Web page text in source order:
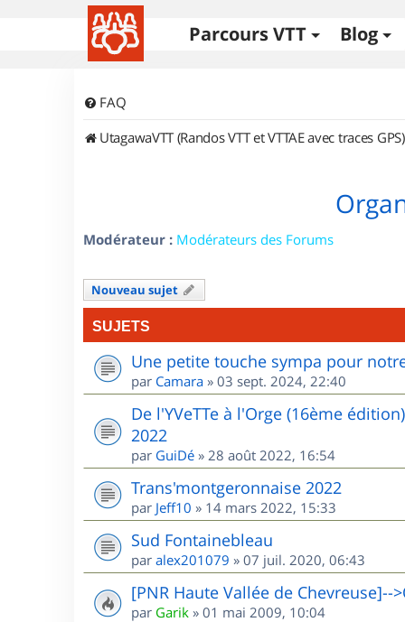
Parcours VTT Blog
FAQ
UtagawaVTT (Randos VTT et VTTAE avec traces GPS)
Modérateur : Modérateurs des Forums
Nouveau sujet
SUJETS
Une petite touche sympa pour
par Camara » 03 sept. 2024, 22:40
De l'YVeTTe à l'Orge (16ème
2022
par GuiDé » 28 août 2022, 16:54
Trans'montgeronnaise 2022
par Jeff10 » 14 mars 2022, 15:33
Sud Fontainebleau
par alex201079 » 07 juil. 2020, 06:43
[PNR Haute Vallée de
par Garik » 01 mai 2009, 10:04